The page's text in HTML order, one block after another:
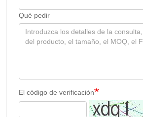
Qué pedir
El código de verificación